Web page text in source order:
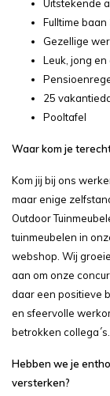
Uitstekende
Fulltime
Gezellige
Leuk, jong
25
Pooltafel
Waar kom je
Kom jij bij ons
maar enige
Outdoor
tuinmeubelen in
webshop. Wij
aan om onze
daar een positieve
en sfeervolle
betrokken collega´s.
Hebben we je
versterken?